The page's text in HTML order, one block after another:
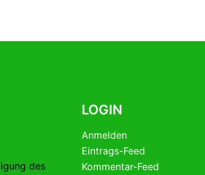
des
LOGIN
Anmelden
Eintrags-Feed
Kommentar-Feed